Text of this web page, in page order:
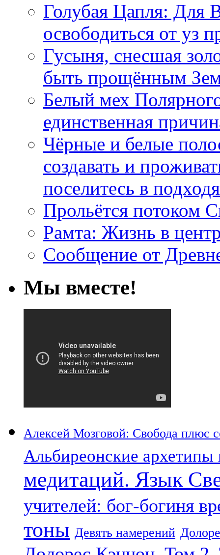
Голубая Цапля: Для
освободиться от уз
Гусыня, снесшая
быть прощённым
Белый мех
единственная
Чёрные и белые
создавать и
поселитесь в
Прольётся потоком
Рамта: Жизнь в
Сообщение от
Мы вместе!
Алексей Мозговой: Свобода плюс
Альбиреонские
медитаций. Язык
учителей: бог-богиня
тоны Девять намерений